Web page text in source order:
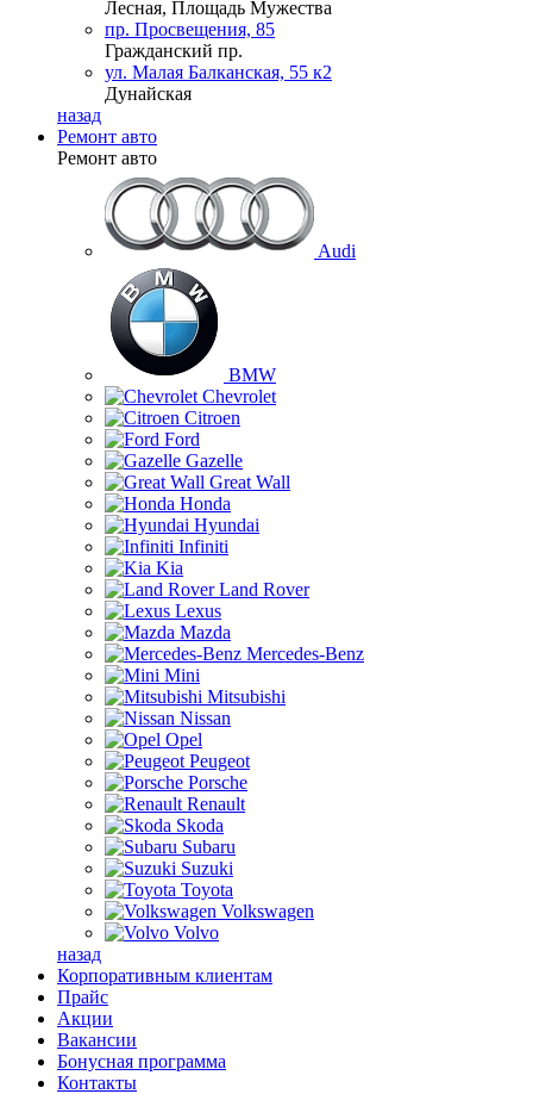
Лесная, Площадь Мужества
пр. Просвещения, 85
Гражданский пр.
ул. Малая Балканская, 55 к2
Дунайская
назад
Ремонт авто
Ремонт авто
Audi
BMW
Chevrolet
Citroen
Ford
Gazelle
Great Wall
Honda
Hyundai
Infiniti
Kia
Land Rover
Lexus
Mazda
Mercedes-Benz
Mini
Mitsubishi
Nissan
Opel
Peugeot
Porsche
Renault
Skoda
Subaru
Suzuki
Toyota
Volkswagen
Volvo
назад
Корпоративным клиентам
Прайс
Акции
Вакансии
Бонусная программа
Контакты